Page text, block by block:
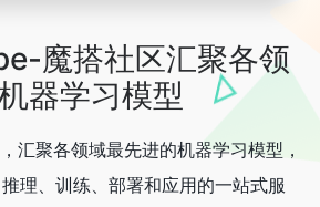
魔搭社区汇聚各领
器学习模型
汇聚各领域最先进的机器学习模型，
理、训练、部署和应用的一站式服